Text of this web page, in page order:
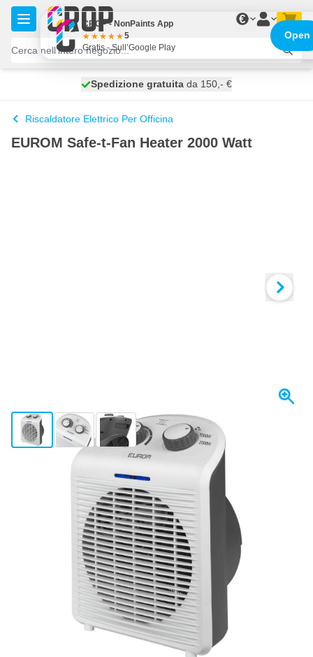
Salta al contenuto
€
spedito oggi
Spedizione gratuita da 150,- €
100 giorni
Riscaldatore Elettrico Per Officina
EUROM Safe-t-Fan Heater 2000 Watt
View larger imageView larger imageView larger image
Spedito oggi
€ incl. IVA
Aggiungi al Carrello
Ordina entro le 23:59,spedito oggi
Spedizione gratuitada 150,- €
per resi & cambi
Recensioni dei clienti:4,58/5(7.072 recensioni)
CROP - NonPaints App
5
Gratis - Sull’Google Play
Open